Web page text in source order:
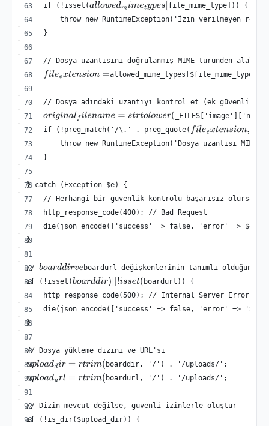
    if (!isset(
allowedmimetypes[
file_mime_type])) {
throw new RuntimeException('İzin verilmeyen
    }
    // Dosya uzantısını doğrulanmış MIME türünden alalım.
f ileextension= allowed_mime_types[$file_mime_type];
// Dosya adındaki uzantıyı kontrol et (ek güvenlik
originalfilename= str tolower(
    if (!preg_match('/\.' . preg_quote(
f ileextension,
throw new RuntimeException('Dosya uzantısı MIME
    }
} catch (Exception $e) {
// Herhangi bir güvenlik kontrolü başarısız olursa
    http_response_code(400); // Bad Request
die(json_encode(['success' => false, 'error' => $e-
}
// boarddirve boardurl değişkenlerinin tanımlı olduğunu
if (!isset(boarddir)| |!isset (
boardurl)) {
    http_response_code(500); // Internal Server Error
die(json_encode(['success' => false, 'error' =>
}
// Dosya yükleme dizini ve URL'si
uploaddir= rt rim(
boarddir, '/') . '/uploads/';
uploadurl= rt rim( boardurl, '/') . '/uploads/';
// Dizin mevcut değilse, güvenli izinlerle oluştur
if (!is_dir($upload_dir)) {